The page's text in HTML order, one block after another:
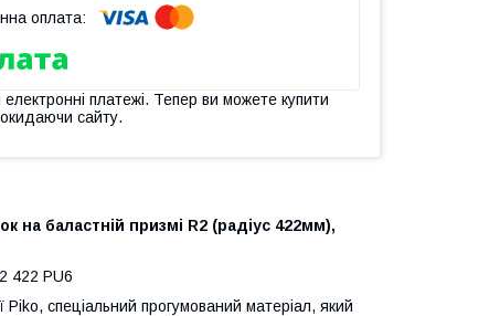
електронні платежі. Тепер ви можете купити
сайту.
на баластній призмі R2 (радіус 422мм),
422 PU6
Piko, спеціальний прогумований матеріал, який